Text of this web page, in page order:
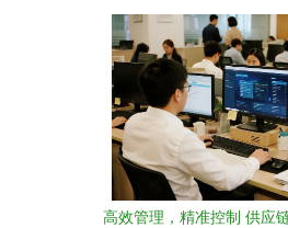
高效管理，精准控制 供应